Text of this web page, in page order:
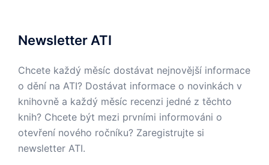
Newsletter ATI
Chcete každý měsíc dostávat nejnovější informace
o dění na ATI? Dostávat informace o novinkách v
knihovně a každý měsíc recenzi jedné z těchto
knih? Chcete být mezi prvními informováni o
otevření nového ročníku? Zaregistrujte si
newsletter ATI.